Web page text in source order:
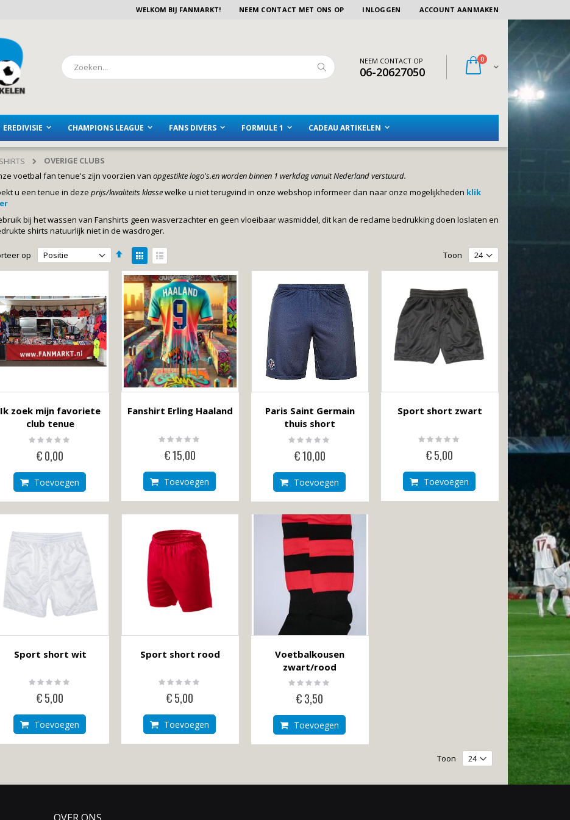
WELKOM BIJ FANMARKT! NEEM CONTACT MET ONS OP INLOGGEN ACCOUNT AANMAKEN
Winkelwagen
0artikelen
Zoeken
NEEM CONTACT OP
06-20627050
EREDIVISIE CHAMPIONS LEAGUE FANS DIVERS FORMULE 1 CADEAU ARTIKELEN
OVERIGE CLUBS
voetbal fan tenue's zijn voorzien van opgestikte logo's.en worden binnen 1 werkdag vanuit Nederland verstuurd.
u een tenue in deze prijs/kwaliteits klassewelke u niet terugvind in onze webshop informeer dan naar onze mogelijkheden klik
bij het wassen van Fanshirts geen wasverzachter en geen vloeibaar wasmiddel, dit kan de reclame bedrukking doen loslaten en
shirts natuurlijk niet in de wasdroger.
op
Van
hoog
naar
laag
sorteren
Tonen
als
Foto-
tabel
Lijst
Toon
Ik zoek mijn favoriete
club tenue
Rating:
0%
€ 0,00
Toevoegen
Fanshirt Erling Haaland
Rating:
0%
€ 15,00
Toevoegen
Paris Saint Germain
thuis short
Rating:
0%
€ 10,00
Toevoegen
Sport short zwart
Rating:
0%
€ 5,00
Toevoegen
Sport short wit
Rating:
0%
€ 5,00
Toevoegen
Sport short rood
Rating:
0%
€ 5,00
Toevoegen
Voetbalkousen
zwart/rood
Rating:
0%
€ 3,50
Toevoegen
Toon